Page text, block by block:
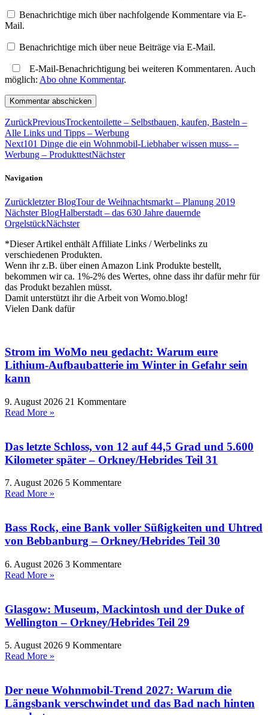
Benachrichtige mich über nachfolgende Kommentare via E-
Mail.
Benachrichtige mich über neue Beiträge via E-Mail.
E-Mail-Benachrichtigung bei weiteren Kommentaren. Auch
möglich: Abo ohne Kommentar.
ZurückPreviousTrockentoilette – Selbstbauen, kaufen, Basteln –
Alle Links und Tipps – Werbung
Next101 Dinge die ein Wohnmobil-Liebhaber wissen muss- –
Werbung – ProdukttestNächster
Navigation
Zurückletzter BlogTour de Weihnachtsmarkt – Planung 2019
Nächster BlogHalberstadt – das 630 Jahre dauernde
OrgelstückNächster
*Dieser Artikel enthält Affiliate Links / Werbelinks zu
verschiedenen Produkten.
Wenn ihr z.B. über einen Amazon Link Produkte bestellt,
bekommen wir ca. 1%-2% des Wertes, ohne dass ihr dafür mehr für
das Produkt bezahlen müsst.
Damit unterstützt ihr die Arbeit von Womo.blog!
Vielen Dank dafür
Strom im WoMo neu gedacht: Warum eure
Lithium-Aufbaubatterie im Winter in Gefahr sein
kann
9. August 2026 21 Kommentare
Read More »
Das letzte Schloss, von 12 auf 44,5 Grad und 5.600
Kilometer später – Orkney/Hebrides Teil 31
7. August 2026 5 Kommentare
Read More »
Bass Rock, eine Bank voller Süßigkeiten und Uhtred
von Bebbanburg – Orkney/Hebrides Teil 30
6. August 2026 3 Kommentare
Read More »
Glasgow: Museum, Mackintosh und der Duke of
Wellington – Orkney/Hebrides Teil 29
5. August 2026 9 Kommentare
Read More »
Der neue Wohnmobil-Trend 2027: Warum die
Längsbank verschwindet und das Bad nach hinten